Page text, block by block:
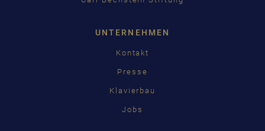
UNTERNEHMEN
Kontakt
Presse
Klavierbau
Jobs